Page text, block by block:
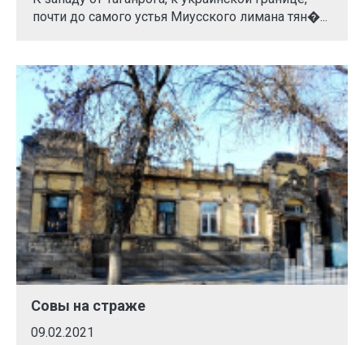
почти до самого устья Миусского лимана тян�...
Совы на страже
09.02.2021